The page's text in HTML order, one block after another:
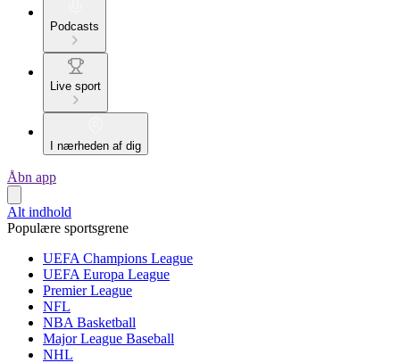
Podcasts
Live sport
I nærheden af dig
Åbn app
Alt indhold
Populære sportsgrene
UEFA Champions League
UEFA Europa League
Premier League
NFL
NBA Basketball
Major League Baseball
NHL